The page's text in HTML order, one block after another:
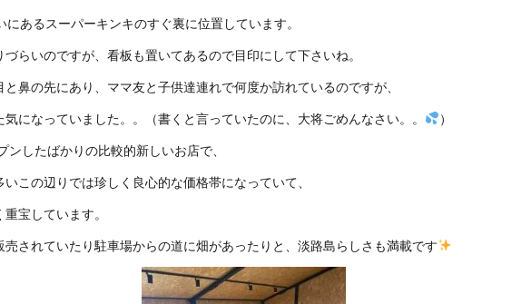
にあるスーパーキンキのすぐ裏に位置しています。
らいのですが、看板も置いてあるので目印にして下さいね。
鼻の先にあり、ママ友と子供達連れで何度か訪れているのですが、
になっていました。。（書くと言っていたのに、大将ごめんなさい。。 ）
ンしたばかりの比較的新しいお店で、
この辺りでは珍しく良心的な価格帯になっていて、
宝しています。
売されていたり駐車場からの道に畑があったりと、淡路島らしさも満載です